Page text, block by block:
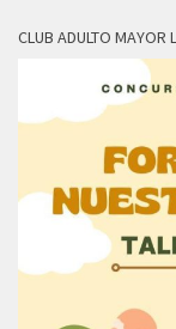
CLUB ADULTO MAYOR